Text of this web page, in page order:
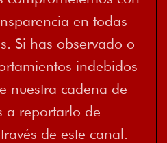
en todas
Si has observado o
indebidos
nuestra cadena de
a reportarlo de
de este canal.